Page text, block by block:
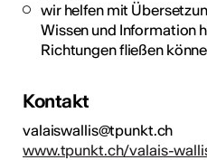
wir helfen mit
Wissen und Information
Richtungen fließen
Kontakt
valaiswallis@tpunkt.ch
www.tpunkt.ch/valais-